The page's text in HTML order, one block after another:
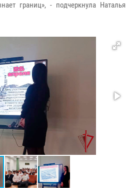
границ», - подчеркнула Наталья